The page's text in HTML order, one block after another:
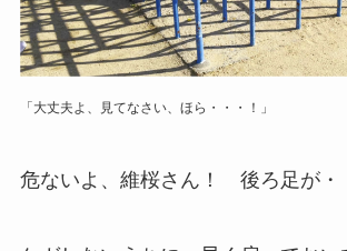
「大丈夫よ、見てなさい、ほら・・・！」
危ないよ、維桜さん！ 後ろ足が・